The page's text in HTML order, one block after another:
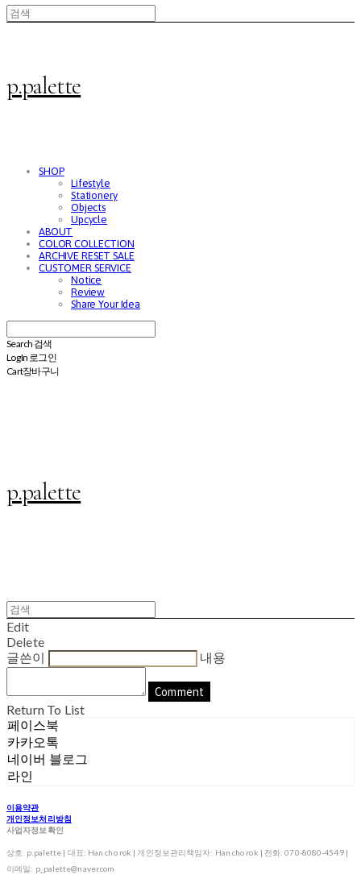
p.palette
SHOP
Lifestyle
Stationery
Objects
Upcycle
ABOUT
COLOR COLLECTION
ARCHIVE RESET SALE
CUSTOMER SERVICE
Notice
Review
Share Your Idea
Search 검색
Log In 로그인
Cart장바구니
p.palette
Edit
Delete
글쓴이
내용
Comment
Return To List
페이스북
카카오톡
네이버 블로그
라인
이용약관
개인정보처리방침
사업자정보확인
상호: p.palette | 대표: Han cho rok | 개인정보관리책임자: Han cho rok | 전화: 070-8080-4549 |
이메일: p_palette@naver.com